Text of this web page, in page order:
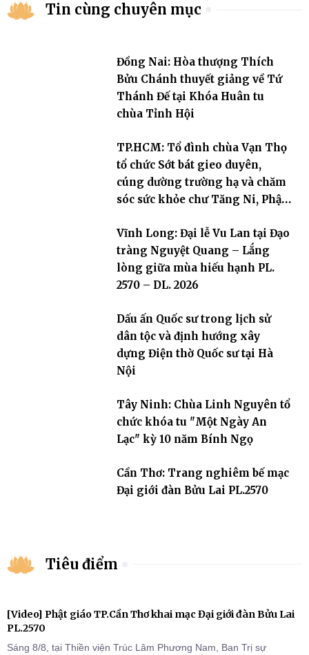
Tin cùng chuyên mục
Đồng Nai: Hòa thượng Thích
Bửu Chánh thuyết giảng về Tứ
Thánh Đế tại Khóa Huân tu
chùa Tỉnh Hội
TP.HCM: Tổ đình chùa Vạn Thọ
tổ chức Sớt bát gieo duyên,
cúng dường trường hạ và chăm
sóc sức khỏe chư Tăng Ni, Phật
Vĩnh Long: Đại lễ Vu Lan tại Đạo
tràng Nguyệt Quang – Lắng
lòng giữa mùa hiếu hạnh PL.
2570 – DL. 2026
Dấu ấn Quốc sư trong lịch sử
dân tộc và định hướng xây
dựng Điện thờ Quốc sư tại Hà
Nội
Tây Ninh: Chùa Linh Nguyên tổ
chức khóa tu "Một Ngày An
Lạc" kỳ 10 năm Bính Ngọ
Cần Thơ: Trang nghiêm bế mạc
Đại giới đàn Bửu Lai PL.2570
Tiêu điểm
[Video] Phật giáo TP.Cần Thơ khai mạc Đại giới đàn Bửu Lai
PL.2570
Sáng 8/8, tại Thiền viện Trúc Lâm Phương Nam, Ban Trị sự